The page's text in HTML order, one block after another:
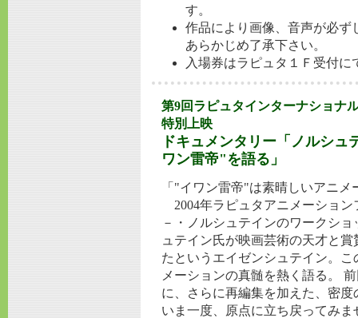
す。
作品により画像、音声が必ず
あらかじめ了承下さい。
入場券はラピュタ１Ｆ受付に
第9回ラピュタインターナショナ
特別上映
ドキュメンタリー「ノルシ
ワン雷帝"を語る」
「"イワン雷帝"は素晴しいアニ
2004年ラピュタアニメーショ
－・ノルシュテインのワークシ
ュテイン氏が映画芸術の天才と
たというエイゼンシュテイン。
メーションの真髄を熱く語る。
に、さらに再編集を加えた、密
いま一度、原点に立ち戻ってみま